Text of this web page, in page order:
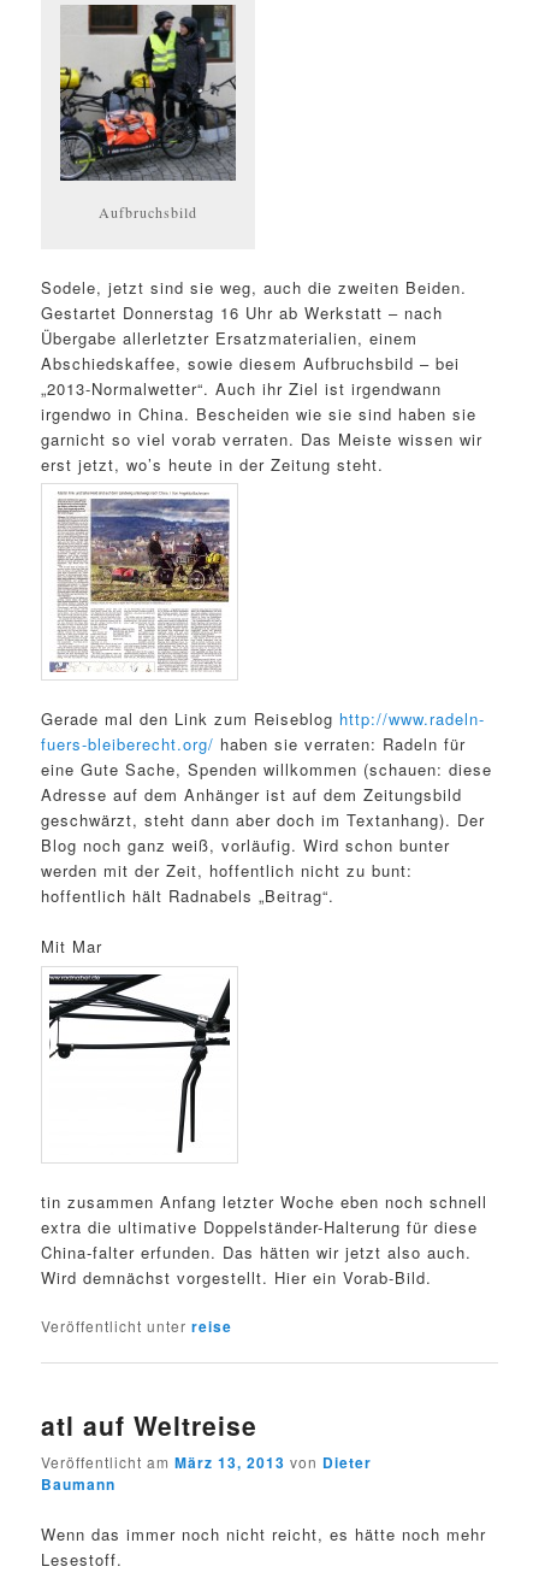
Aufbruchsbild
Sodele, jetzt sind sie weg, auch die zweiten Beiden.
Gestartet Donnerstag 16 Uhr ab Werkstatt – nach
Übergabe allerletzter Ersatzmaterialien, einem
Abschiedskaffee, sowie diesem Aufbruchsbild – bei
„2013-Normalwetter“. Auch ihr Ziel ist irgendwann
irgendwo in China. Bescheiden wie sie sind haben sie
garnicht so viel vorab verraten. Das Meiste wissen wir
erst jetzt, wo’s heute in der Zeitung steht.
Gerade mal den Link zum Reiseblog http://www.radeln-
fuers-bleiberecht.org/ haben sie verraten: Radeln für
eine Gute Sache, Spenden willkommen (schauen: diese
Adresse auf dem Anhänger ist auf dem Zeitungsbild
geschwärzt, steht dann aber doch im Textanhang). Der
Blog noch ganz weiß, vorläufig. Wird schon bunter
werden mit der Zeit, hoffentlich nicht zu bunt:
hoffentlich hält Radnabels „Beitrag“.
Mit Mar
tin zusammen Anfang letzter Woche eben noch schnell
extra die ultimative Doppelständer-Halterung für diese
China-falter erfunden. Das hätten wir jetzt also auch.
Wird demnächst vorgestellt. Hier ein Vorab-Bild.
Veröffentlicht unter reise
atl auf Weltreise
Veröffentlicht amMärz 13, 2013 von Dieter
Baumann
Wenn das immer noch nicht reicht, es hätte noch mehr
Lesestoff.